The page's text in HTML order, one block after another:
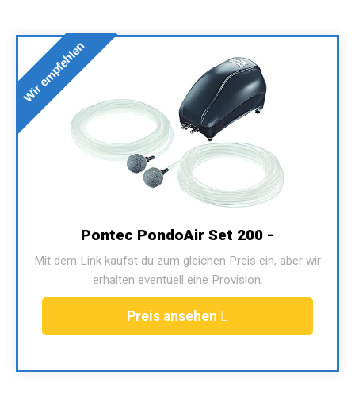
Wir empfehlen
Pontec PondoAir Set 200 -
Mit dem Link kaufst du zum gleichen Preis ein, aber wir
erhalten eventuell eine Provision.
Preis ansehen